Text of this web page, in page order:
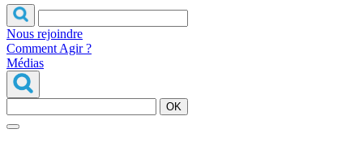
Nous rejoindre
Comment Agir ?
Médias
OK